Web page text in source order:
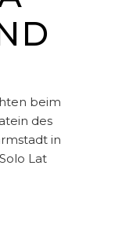
beim
des
in
Lat